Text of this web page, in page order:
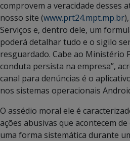
comprovem a veracidade desses
nosso site (www.prt24.mpt.mp.br
Serviços e, dentro dele, um
poderá detalhar tudo e o sigilo
resguardado. Cabe ao Ministério
conduta persista na empresa”,
canal para denúncias é o
nos sistemas operacionais
O assédio moral ele é
ações abusivas que acontecem
uma forma sistemática durante